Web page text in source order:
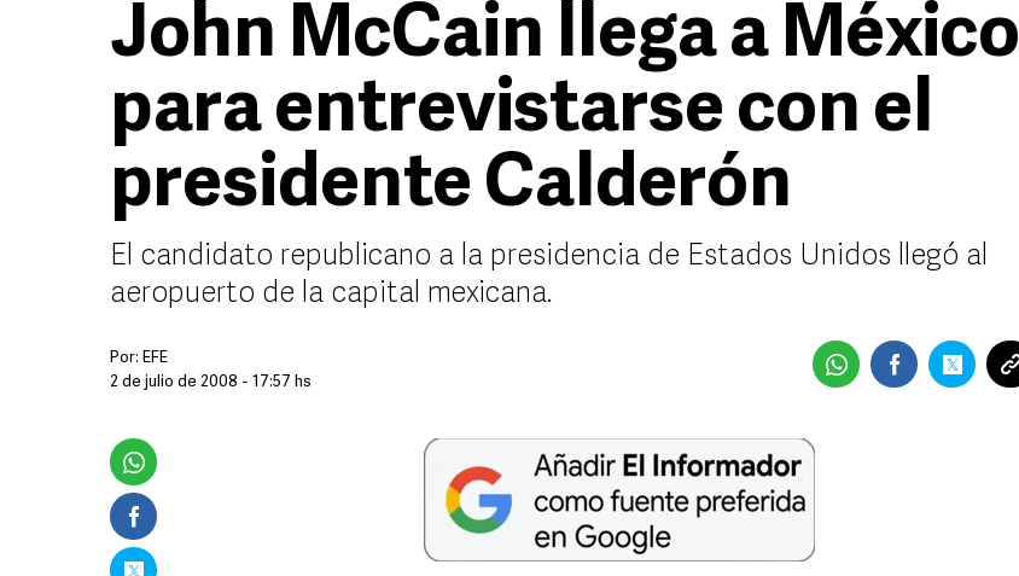
John McCain llega a México
para entrevistarse con el
presidente Calderón
El candidato republicano a la presidencia de Estados Unidos llegó al
aeropuerto de la capital mexicana.
Por: EFE
2 de julio de 2008 - 17:57 hs